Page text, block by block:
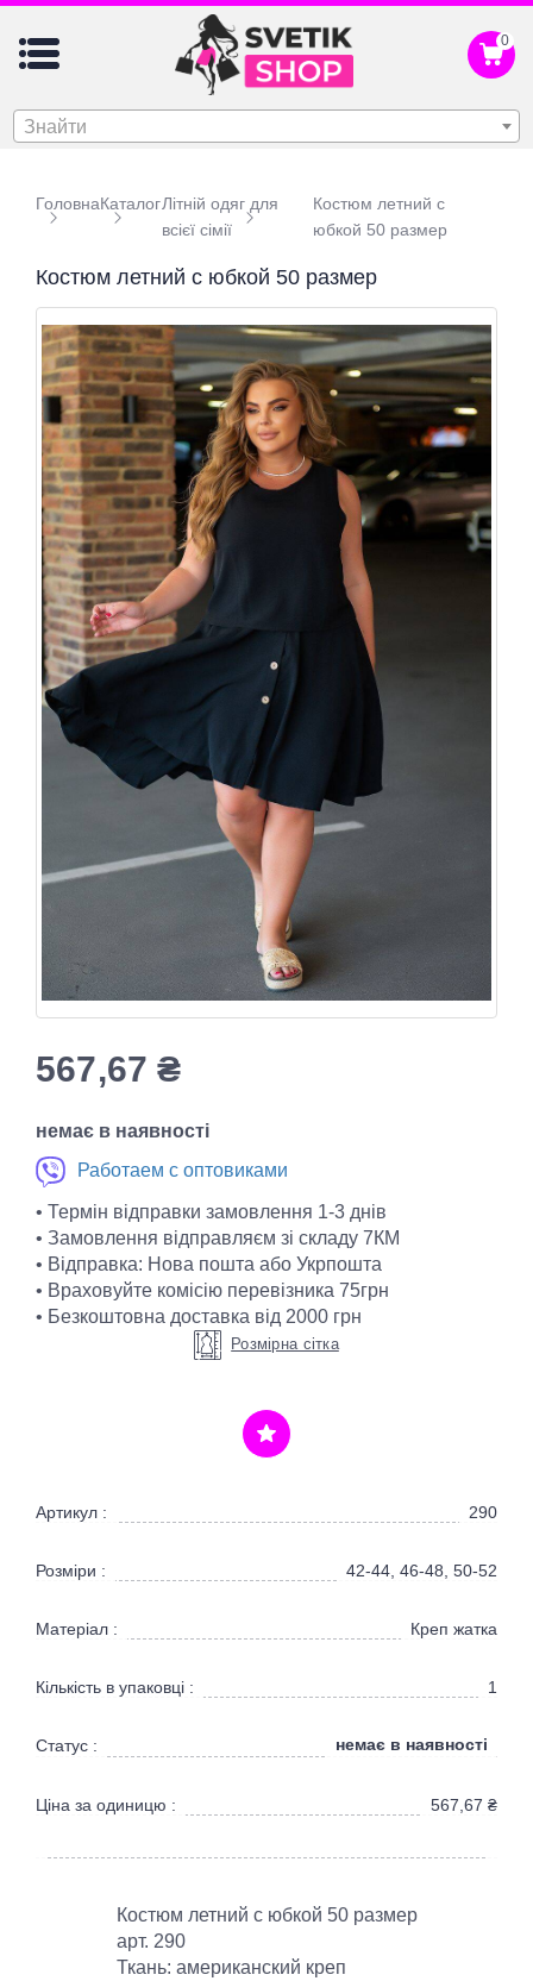
0
Знайти
ГоловнаКаталогЛітній одяг для
всієї сімії
Костюм летний с
юбкой 50 размер
Костюм летний с юбкой 50 размер
567,67₴
немає в наявності
Работаем с оптовиками
• Термін відправки замовлення 1-3 днів
• Замовлення відправляєм зі складу 7КМ
• Відправка: Нова пошта або Укрпошта
• Враховуйте комісію перевізника 75грн
• Безкоштовна доставка від 2000 грн
Розмірна сітка
Артикул : 290
Розміри : 42-44, 46-48, 50-52
Матеріал : Креп жатка
Кількість в упаковці : 1
Статус : немає в наявності
Ціна за одиницю : 567,67 ₴
Костюм летний с юбкой 50 размер
арт. 290
Ткань: американский креп